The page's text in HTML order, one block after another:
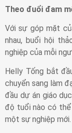
Theo đuổi đam
Với sự góp mặt
nhau, buổi hội
nghiệp của mỗi
Helly Tống bắt
chuyển sang làm
đầu dự án giáo
độ tuổi nào có thể
một sự nghiệp mới.